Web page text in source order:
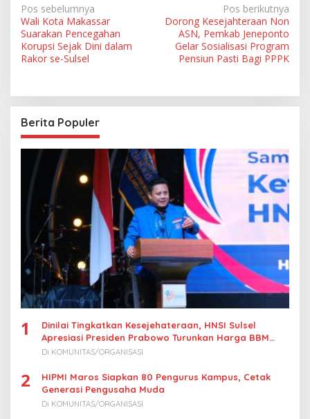
N
a
v
a
s
i
o
Pos sebelumnya
Wali Kota Makassar
Suarakan Pencegahan
Korupsi Sejak Dini dalam
Rakor se-Sulsel
Pos berikutnya
Dorong Kesejahteraan Non
ASN, Pemkab Jeneponto
Gelar Sosialisasi Program
Pensiun Pasti Bagi PPPK
Berita Populer
1
Dinilai Tingkatkan Kesejehateraan, HNSI Sulsel
Apresiasi Presiden Prabowo Turunkan Harga BBM
Nelayan
Di KOMUNITAS/ORGANISASI
2
HIPMI Maros Siapkan 80 Pengurus Kampus, Cetak
Generasi Pengusaha Muda
Di KOMUNITAS/ORGANISASI